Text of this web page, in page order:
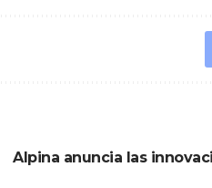
Alpina anuncia las